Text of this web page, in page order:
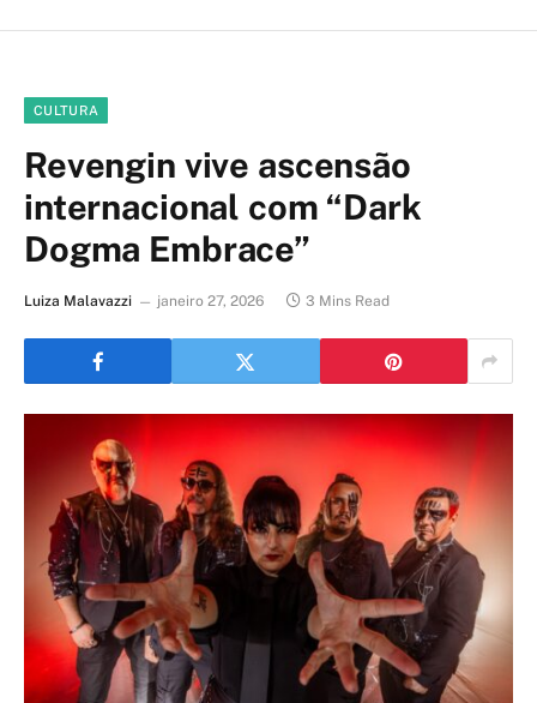
CULTURA
Revengin vive ascensão
internacional com “Dark
Dogma Embrace”
Luiza Malavazzi janeiro 27, 2026 3 Mins Read